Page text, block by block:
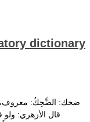
dictionary
ضحك: الضَّحِكُ: معروف،
قال الأزهري: